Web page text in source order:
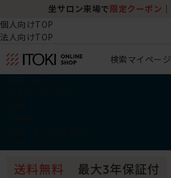
坐サロン来場で 限定クーポン
個人向けTOP
法人向けTOP
検索マイページ